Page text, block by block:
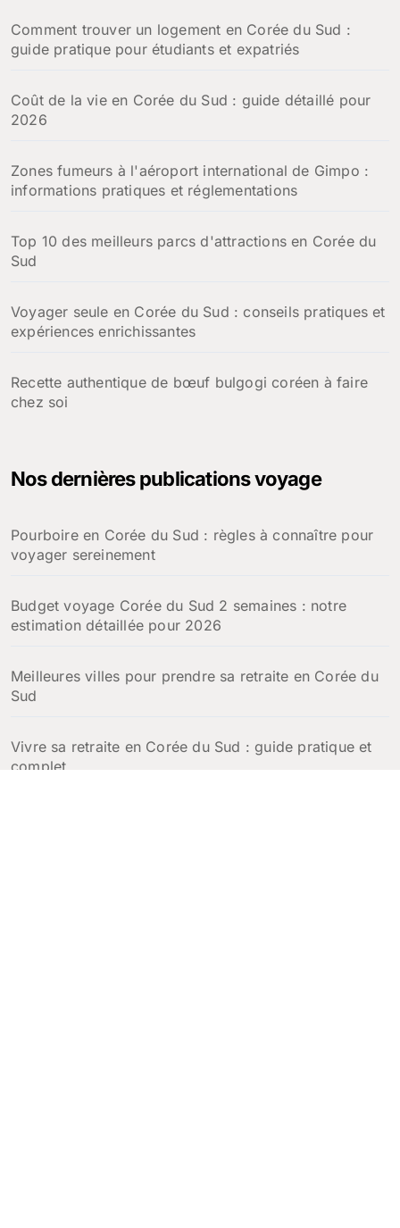
Comment trouver un logement en Corée du Sud :
guide pratique pour étudiants et expatriés
Coût de la vie en Corée du Sud : guide détaillé pour
2026
Zones fumeurs à l'aéroport international de Gimpo :
informations pratiques et réglementations
Top 10 des meilleurs parcs d'attractions en Corée du
Sud
Voyager seule en Corée du Sud : conseils pratiques et
expériences enrichissantes
Recette authentique de bœuf bulgogi coréen à faire
chez soi
Nos dernières publications voyage
Pourboire en Corée du Sud : règles à connaître pour
voyager sereinement
Budget voyage Corée du Sud 2 semaines : notre
estimation détaillée pour 2026
Meilleures villes pour prendre sa retraite en Corée du
Sud
Vivre sa retraite en Corée du Sud : guide pratique et
complet